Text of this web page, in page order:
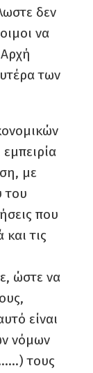
δεν
να
των
με
του
που
τις
ώστε να
είναι
νόμων
τους